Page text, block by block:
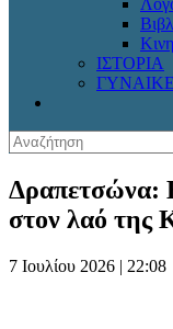
ΙΣΤΟΡΙΑ
Δραπετσώνα:
στον λαό της
7 Ιουλίου 2026 | 22:08